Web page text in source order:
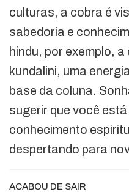
culturas, a cobra é
sabedoria e
hindu, por exemplo,
kundalini, uma
base da coluna.
sugerir que você
conhecimento
despertando para
ACABOU DE SAIR